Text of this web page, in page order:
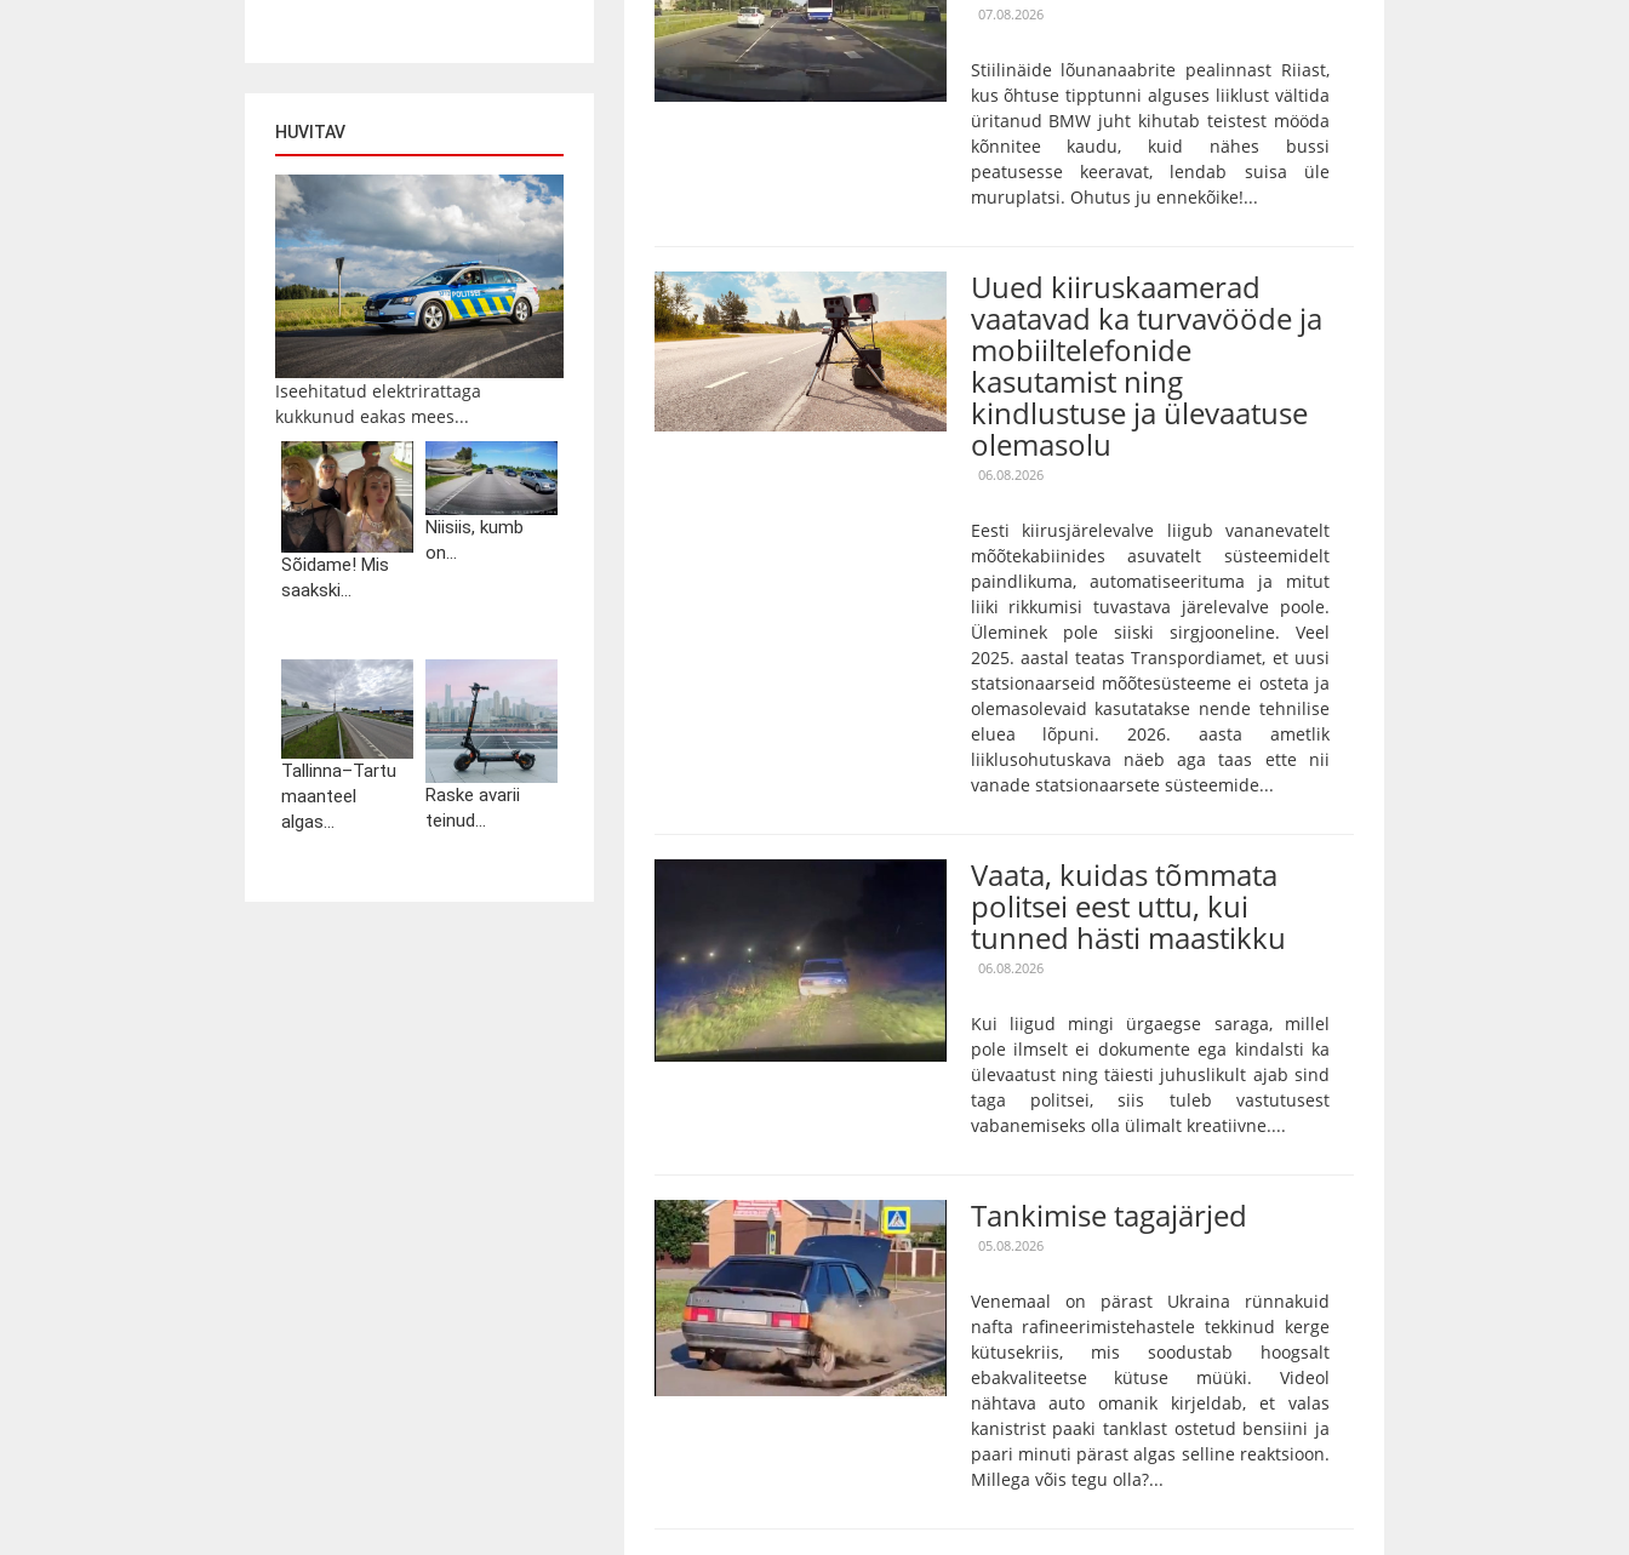
HUVITAV
Iseehitatud elektrirattaga
kukkunud eakas mees...
Sõidame! Mis
saakski...
Niisiis, kumb
on...
Tallinna–Tartu
maanteel
algas...
Raske avarii
teinud...
07.08.2026
Stiilinäide lõunanaabrite pealinnast Riiast,
kus õhtuse tipptunni alguses liiklust vältida
üritanud BMW juht kihutab teistest mööda
kõnnitee kaudu, kuid nähes bussi
peatusesse keeravat, lendab suisa üle
muruplatsi. Ohutus ju ennekõike!...
Uued kiiruskaamerad
vaatavad ka turvavööde ja
mobiiltelefonide
kasutamist ning
kindlustuse ja ülevaatuse
olemasolu
06.08.2026
Eesti kiirusjärelevalve liigub vananevatelt
mõõtekabiinides asuvatelt süsteemidelt
paindlikuma, automatiseerituma ja mitut
liiki rikkumisi tuvastava järelevalve poole.
Üleminek pole siiski sirgjooneline. Veel
2025. aastal teatas Transpordiamet, et uusi
statsionaarseid mõõtesüsteeme ei osteta ja
olemasolevaid kasutatakse nende tehnilise
eluea lõpuni. 2026. aasta ametlik
liiklusohutuskava näeb aga taas ette nii
vanade statsionaarsete süsteemide...
Vaata, kuidas tõmmata
politsei eest uttu, kui
tunned hästi maastikku
06.08.2026
Kui liigud mingi ürgaegse saraga, millel
pole ilmselt ei dokumente ega kindalsti ka
ülevaatust ning täiesti juhuslikult ajab sind
taga politsei, siis tuleb vastutusest
vabanemiseks olla ülimalt kreatiivne....
Tankimise tagajärjed
05.08.2026
Venemaal on pärast Ukraina rünnakuid
nafta rafineerimistehastele tekkinud kerge
kütusekriis, mis soodustab hoogsalt
ebakvaliteetse kütuse müüki. Videol
nähtava auto omanik kirjeldab, et valas
kanistrist paaki tanklast ostetud bensiini ja
paari minuti pärast algas selline reaktsioon.
Millega võis tegu olla?...